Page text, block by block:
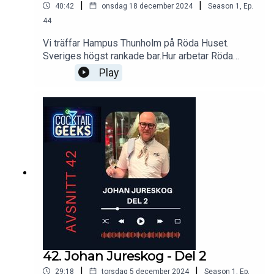
Eriksson @cocktailgeeksÅldersgräns: 25år
40:42 | onsdag 18 december 2024 | Season 1
Ep.
44
Vi träffar Hampus Thunholm på Röda Huset.
Sveriges högst rankade bar.Hur arbetar Röda
Huset med sin meny?Hur kom egentligen
Hampus in i cocktailbranschen?Det smids planer
vilket vi pratar om.Tack för att du lyssnar!Gillar du
Cocktailgeeks blir vi glada om du prenumererar
och lämnar betyg :)All feedback är välkommen till
vår mail podd@cocktailgeeks.se eller Instagram
DM @cocktailgeeksFölj oss på Instagram
@cocktailgeeks så missar du ingenting.Ljud av
Niki Yrla @soundslikenikiyrlaKlippning av Jan
Eriksson @cocktailgeeksÅldersgräns: 25år
Play
42. Johan Jureskog - Del 2
29:18 | torsdag 5 december 2024 | Season 1
Ep.